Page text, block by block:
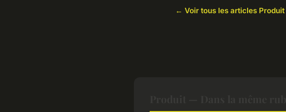
← Voir tous les articles Produit